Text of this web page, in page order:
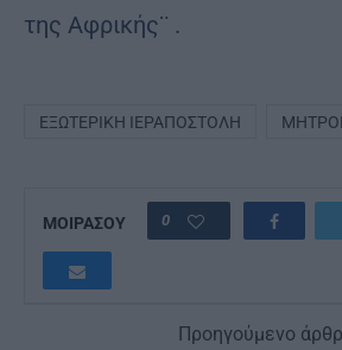
της Αφρικής¨ .
ΕΞΩΤΕΡΙΚΗ ΙΕΡΑΠΟΣΤΟΛΗ
ΜΟΙΡΑΣΟΥ 0
Προηγούμενο